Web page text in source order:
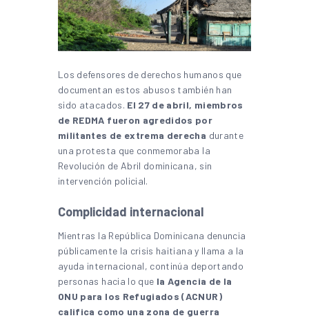
Los defensores de derechos humanos que
documentan estos abusos también han
sido atacados. El 27 de abril, miembros
de REDMA fueron agredidos por
militantes de extrema derecha durante
una protesta que conmemoraba la
Revolución de Abril dominicana, sin
intervención policial.
Complicidad internacional
Mientras la República Dominicana denuncia
públicamente la crisis haitiana y llama a la
ayuda internacional, continúa deportando
personas hacia lo que la Agencia de la
ONU para los Refugiados (ACNUR)
califica como una zona de guerra